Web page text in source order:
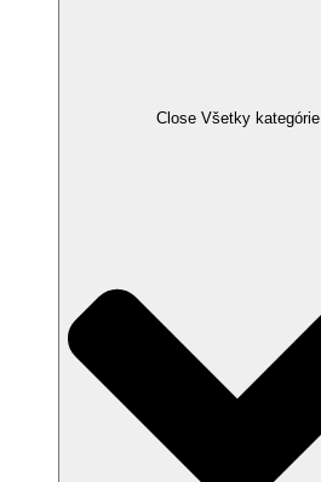
Close Všetky kategórie